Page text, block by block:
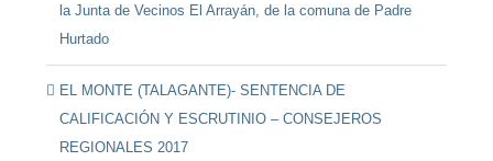
la Junta de Vecinos El Arrayán, de la comuna de Padre
Hurtado
EL MONTE (TALAGANTE)- SENTENCIA DE
CALIFICACIÓN Y ESCRUTINIO – CONSEJEROS
REGIONALES 2017